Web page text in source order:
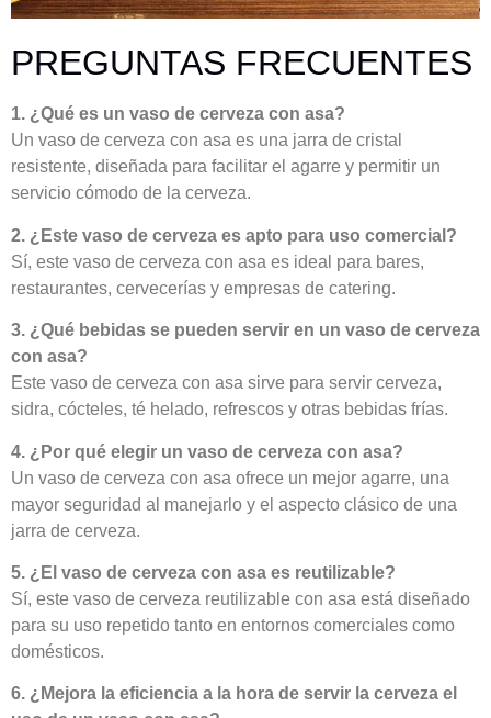
PREGUNTAS FRECUENTES
1. ¿Qué es un vaso de cerveza con asa?
Un vaso de cerveza con asa es una jarra de cristal
resistente, diseñada para facilitar el agarre y permitir un
servicio cómodo de la cerveza.
2. ¿Este vaso de cerveza es apto para uso comercial?
Sí, este vaso de cerveza con asa es ideal para bares,
restaurantes, cervecerías y empresas de catering.
3. ¿Qué bebidas se pueden servir en un vaso de cerveza
con asa?
Este vaso de cerveza con asa sirve para servir cerveza,
sidra, cócteles, té helado, refrescos y otras bebidas frías.
4. ¿Por qué elegir un vaso de cerveza con asa?
Un vaso de cerveza con asa ofrece un mejor agarre, una
mayor seguridad al manejarlo y el aspecto clásico de una
jarra de cerveza.
5. ¿El vaso de cerveza con asa es reutilizable?
Sí, este vaso de cerveza reutilizable con asa está diseñado
para su uso repetido tanto en entornos comerciales como
domésticos.
6. ¿Mejora la eficiencia a la hora de servir la cerveza el